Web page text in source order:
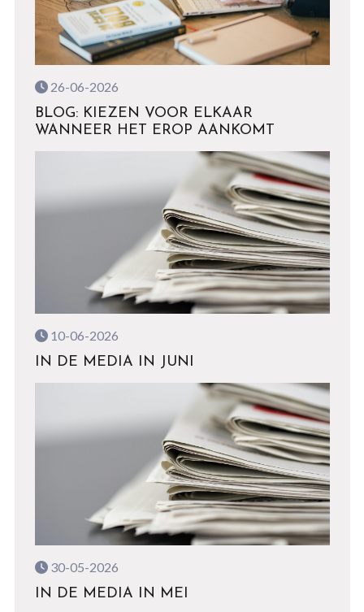
26-06-2026
BLOG: KIEZEN VOOR ELKAAR
WANNEER HET EROP AANKOMT
10-06-2026
IN DE MEDIA IN JUNI
30-05-2026
IN DE MEDIA IN MEI